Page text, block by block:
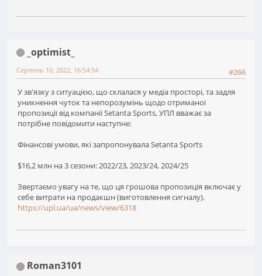
_optimist_
#266
Серпень 10, 2022, 16:54:54
У зв'язку з ситуацією, що склалася у медіа просторі, та задля
уникнення чуток та непорозумінь щодо отриманої
пропозиції від компанії Setanta Sports, УПЛ вважає за
потрібне повідомити наступне:
Фінансові умови, які запропонувала Setanta Sports
$16,2 млн на 3 сезони: 2022/23, 2023/24, 2024/25
Звертаємо увагу на те, що ця грошова пропозиція включає у
себе витрати на продакшн (виготовлення сигналу).
https://upl.ua/ua/news/view/6318
Roman3101